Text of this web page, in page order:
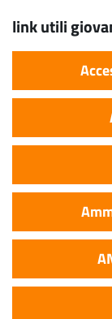
link utili